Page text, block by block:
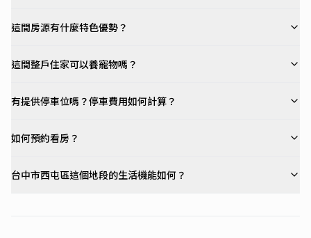
這間房源有什麼特色優勢？
這間整戶住家可以養寵物嗎？
有提供停車位嗎？停車費用如何計算？
如何預約看房？
台中市西屯區這個地段的生活機能如何？